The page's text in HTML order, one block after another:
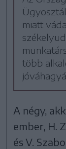
miatt
több
A négy,
ember, H.
és V.